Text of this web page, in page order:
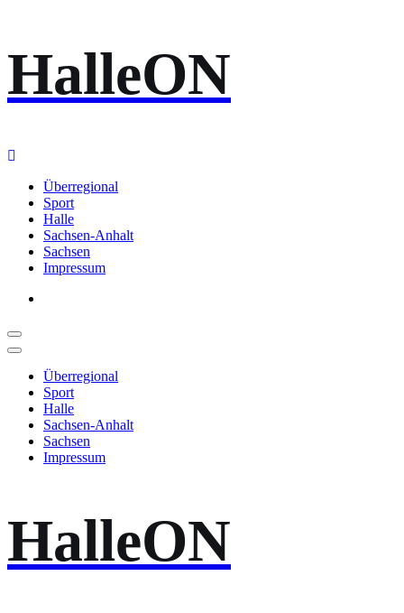
Inhalt
springen
HalleON
Überregional
Sport
Halle
Sachsen-Anhalt
Sachsen
Impressum
Überregional
Sport
Halle
Sachsen-Anhalt
Sachsen
Impressum
HalleON